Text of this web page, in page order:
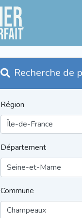
Recherche de
Région
Département
Commune